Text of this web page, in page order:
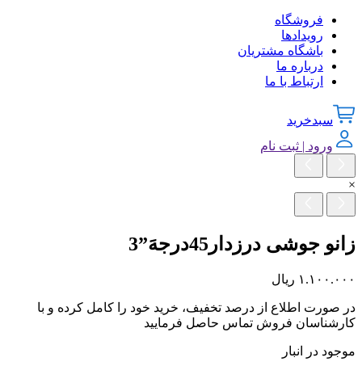
فروشگاه
رویدادها
باشگاه مشتریان
درباره ما
ارتباط با ما
سبدخرید
ورود | ثبت نام
×
زانو جوشی درزدار45درجهَ”3
۱.۱۰۰.۰۰۰ ریال
در صورت اطلاع از درصد تخفیف، خرید خود را کامل کرده و با
کارشناسان فروش تماس حاصل فرمایید
موجود در انبار